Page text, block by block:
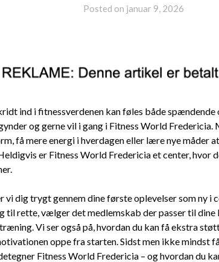
Posted on januar 9, 2026
ind i fitnessverdenen kan føles både spændende
og gerne vil i gang i Fitness World
få mere energi i hverdagen eller lære nye måder
er Fitness World Fredericia et center, hvor
vi dig trygt gennem dine første oplevelser som ny i
til rette, vælger det medlemskab der passer til
Vi ser også på, hvordan du kan få ekstra
oppe fra starten. Sidst men ikke mindst
Fitness World Fredericia – og hvordan du